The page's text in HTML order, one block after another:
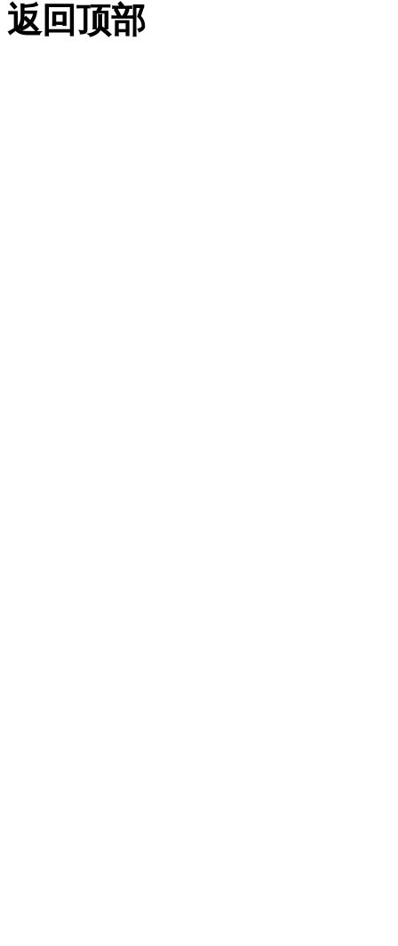
返回顶部